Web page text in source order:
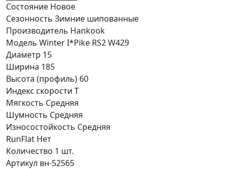
Состояние Новое
Сезонность Зимние шипованные
Производитель Hankook
Модель Winter I*Pike RS2 W429
Диаметр 15
Ширина 185
Высота (профиль) 60
Индекс скорости T
Мягкость Средняя
Шумность Средняя
Износостойкость Средняя
RunFlat Нет
Количество 1 шт.
Артикул вн-52565